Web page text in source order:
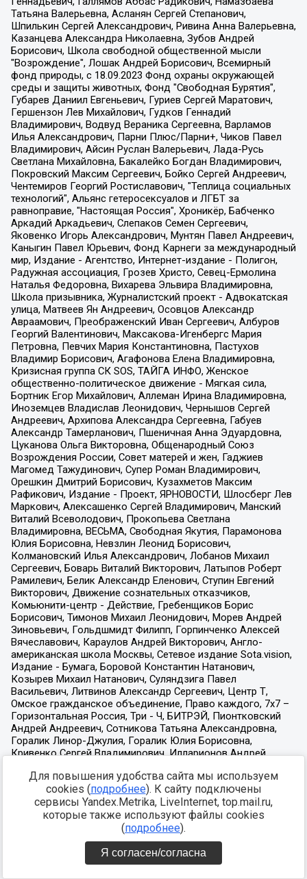
Для повышения удобства сайта мы используем
cookies (подробнее). К сайту подключены
сервисы Yandex.Metrika, LiveInternet, top.mail.ru,
которые также используют файлы cookies
(подробнее).
Я согласен/согласна